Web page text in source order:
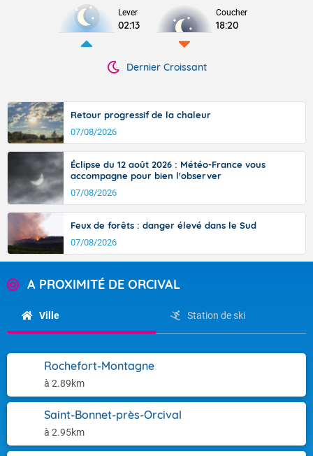
Lever
02:13
Coucher
18:20
Dernier Croissant
Retour progressif de la chaleur
07/08/2026
Éclipse du 12 août 2026 : Météo-France vous
accompagne pour bien l'observer
07/08/2026
Feux de forêts : danger élevé dans le Sud
07/08/2026
A PROXIMITÉ DE ORCIVAL
Ville Station de ski
Rochefort-Montagne
à 2.89km
Saint-Bonnet-près-Orcival
à 2.95km